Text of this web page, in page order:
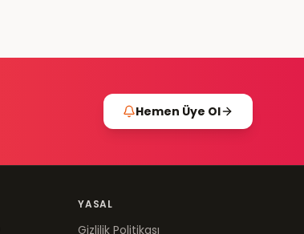
Hemen Üye Ol
YASAL
Gizlilik Politikası